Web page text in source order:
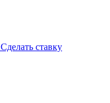
Сделать ставку